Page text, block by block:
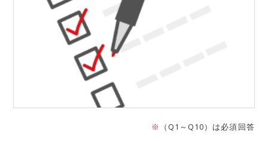
※ （Q1～Q10）は必須回答